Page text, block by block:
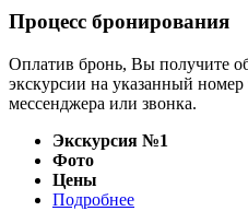
Процесс бронирования
Оплатив бронь, Вы получите
экскурсии на указанный номер
мессенджера или звонка.
Экскурсия №1
Фото
Цены
Подробнее